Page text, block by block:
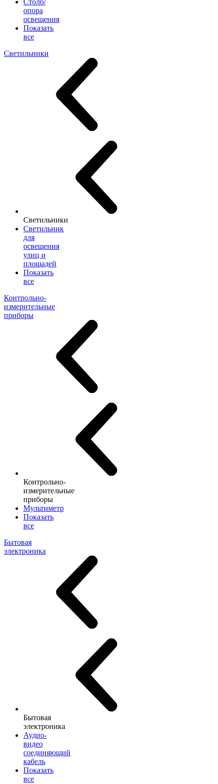
Столб/
опора
освещения
Показать
все
Светильники
Светильники
Светильник
для
освещения
улиц и
площадей
Показать
все
Контрольно-
измерительные
приборы
Контрольно-
измерительные
приборы
Мультиметр
Показать
все
Бытовая
электроника
Бытовая
электроника
Аудио-
видео
соединяющий
кабель
Показать
все